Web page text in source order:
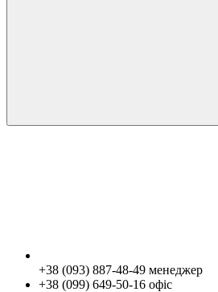
+38 (093) 887-48-49 менеджер
+38 (099) 649-50-16 офіс